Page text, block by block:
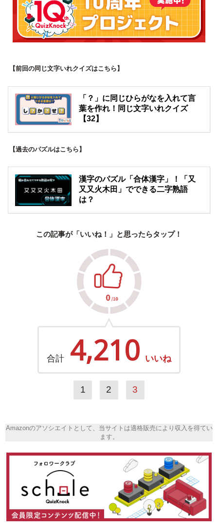
【前回の同じ文字いれクイズはこちら】
「？」に同じひらがなを入れて言
葉を作れ！同じ文字いれクイズ
【32】
【過去のパズルはこちら】
漢字のパズル「合体漢字」！「又
又又火木田」でできる二字熟語
は？
この記事が「いいね！」と思ったらタップ！
合計 4,210 いいね
1 2 3
Amazonのアソシエイトとして、当サイトは適格販売により収入を得てい
ます。